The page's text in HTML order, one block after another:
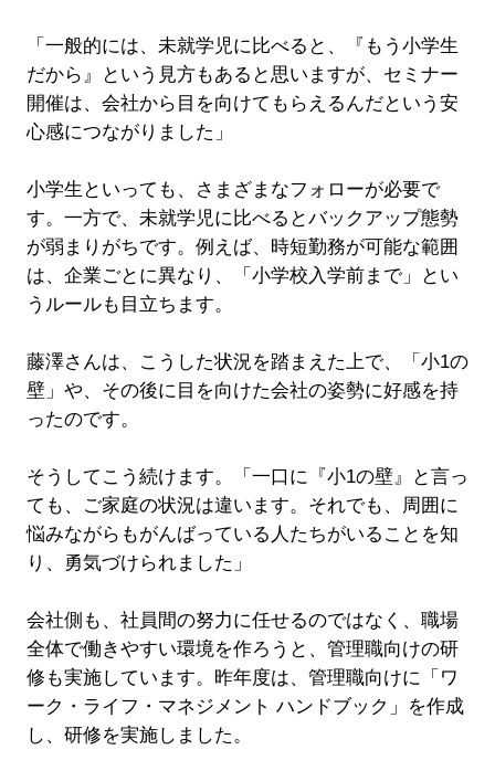
「一般的には、未就学児に比べると、『もう小学生
だから』という見方もあると思いますが、セミナー
開催は、会社から目を向けてもらえるんだという安
心感につながりました」
小学生といっても、さまざまなフォローが必要で
す。一方で、未就学児に比べるとバックアップ態勢
が弱まりがちです。例えば、時短勤務が可能な範囲
は、企業ごとに異なり、「小学校入学前まで」とい
うルールも目立ちます。
藤澤さんは、こうした状況を踏まえた上で、「小1の
壁」や、その後に目を向けた会社の姿勢に好感を持
ったのです。
そうしてこう続けます。「一口に『小1の壁』と言っ
ても、ご家庭の状況は違います。それでも、周囲に
悩みながらもがんばっている人たちがいることを知
り、勇気づけられました」
会社側も、社員間の努力に任せるのではなく、職場
全体で働きやすい環境を作ろうと、管理職向けの研
修も実施しています。昨年度は、管理職向けに「ワ
ーク・ライフ・マネジメント ハンドブック」を作成
し、研修を実施しました。